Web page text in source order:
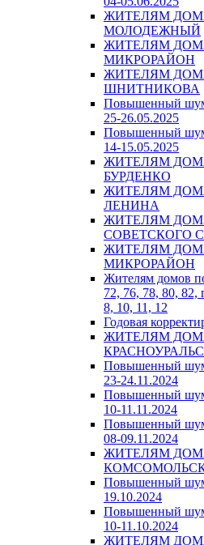
ЖИТЕЛЯМ
МОЛОДЕЖНЫЙ
ЖИТЕЛЯМ
МИКРОРАЙОН
ЖИТЕЛЯМ
ШНИТНИКОВА
Повышенный шум
25-26.05.2025
Повышенный шум
14-15.05.2025
ЖИТЕЛЯМ
БУРДЕНКО
ЖИТЕЛЯМ
ЛЕНИНА
ЖИТЕЛЯМ
СОВЕТСКОГО
ЖИТЕЛЯМ
МИКРОРАЙОН
Жителям домов
72, 76, 78, 80, 82,
8, 10, 11, 12
Годовая
ЖИТЕЛЯМ
Повышенный шум
23-24.11.2024
Повышенный шум
10-11.11.2024
Повышенный шум
08-09.11.2024
ЖИТЕЛЯМ
Повышенный шум
19.10.2024
Повышенный шум
10-11.10.2024
ЖИТЕЛЯМ